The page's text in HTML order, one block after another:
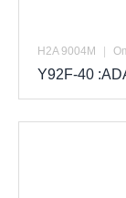
H2A 9004M |
Y92F-40